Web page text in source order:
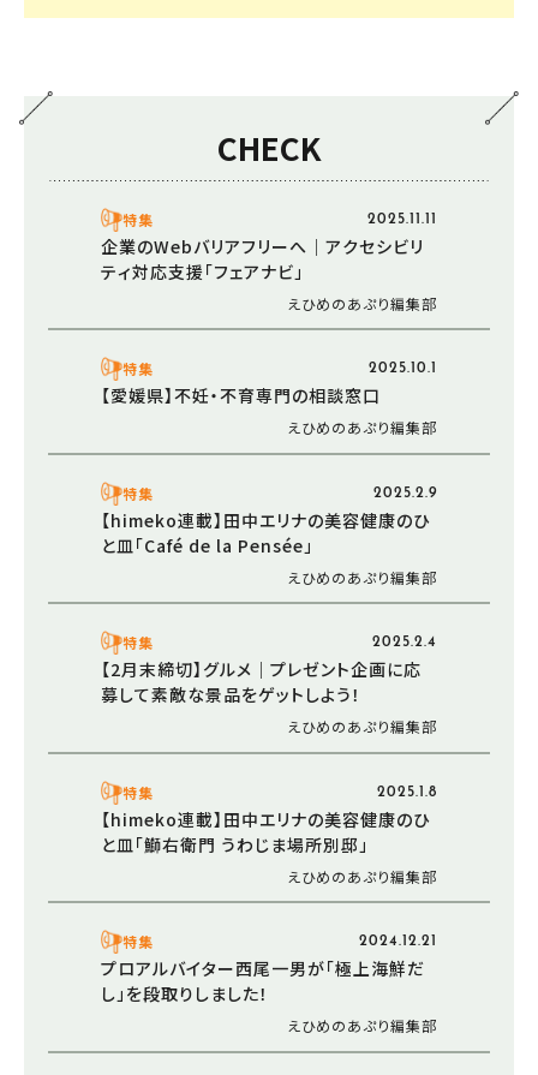
CHECK
特集 2025.11.11
企業のWebバリアフリーへ｜アクセシビリ
ティ対応支援「フェアナビ」
えひめのあぷり編集部
特集 2025.10.1
【愛媛県】不妊・不育専門の相談窓口
えひめのあぷり編集部
特集 2025.2.9
【himeko連載】田中エリナの美容健康のひ
と皿「Café de la Pensée」
えひめのあぷり編集部
特集 2025.2.4
【2月末締切】グルメ｜プレゼント企画に応
募して素敵な景品をゲットしよう！
えひめのあぷり編集部
特集 2025.1.8
【himeko連載】田中エリナの美容健康のひ
と皿「鰤右衛門 うわじま場所別邸」
えひめのあぷり編集部
特集 2024.12.21
プロアルバイター西尾一男が「極上海鮮だ
し」を段取りしました！
えひめのあぷり編集部